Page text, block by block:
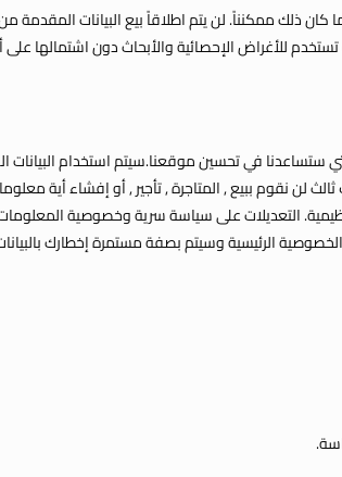
ذلك ممكنناً. لن يتم اطلاقاً بيع البيانات المقدمة
للأغراض الإحصائية والأبحاث دون اشتمالها على
ستساعدنا في تحسين موقعنا.سيتم استخدام البيانات
لن نقوم ببيع , المتاجرة , تأجير , أو إفشاء أية
التعديلات على سياسة سرية وخصوصية
الرئيسية وسيتم بصفة مستمرة إخطارك